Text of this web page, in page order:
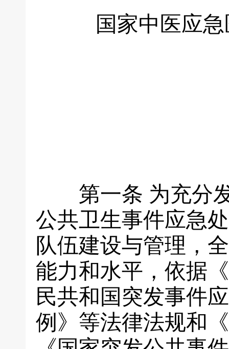
国家中医应
第一条 为充分
公共卫生事件应急
队伍建设与管理，
能力和水平，依据
民共和国突发事件
例》等法律法规和